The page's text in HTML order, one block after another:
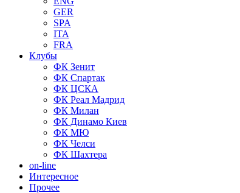
GER
SPA
ITA
FRA
Клубы
ФК Зенит
ФК Спартак
ФК ЦСКА
ФК Реал Мадрид
ФК Милан
ФК Динамо Киев
ФК МЮ
ФК Челси
ФК Шахтера
on-line
Интересное
Прочее